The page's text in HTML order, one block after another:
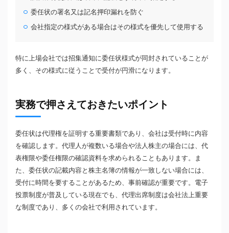
委任状の署名又は記名押印漏れを防ぐ
会社指定の様式がある場合はその様式を優先して使用する
特に上場会社では招集通知に委任状様式が同封されていることが
多く、その様式に従うことで受付が円滑になります。
実務で押さえておきたいポイント
委任状は代理権を証明する重要書類であり、会社は受付時に内容
を確認します。代理人が複数いる場合や法人株主の場合には、代
表権限や委任権限の確認資料を求められることもあります。ま
た、委任状の記載内容と株主名簿の情報が一致しない場合には、
受付に時間を要することがあるため、事前確認が重要です。電子
投票制度が普及している現在でも、代理出席制度は会社法上重要
な制度であり、多くの会社で利用されています。